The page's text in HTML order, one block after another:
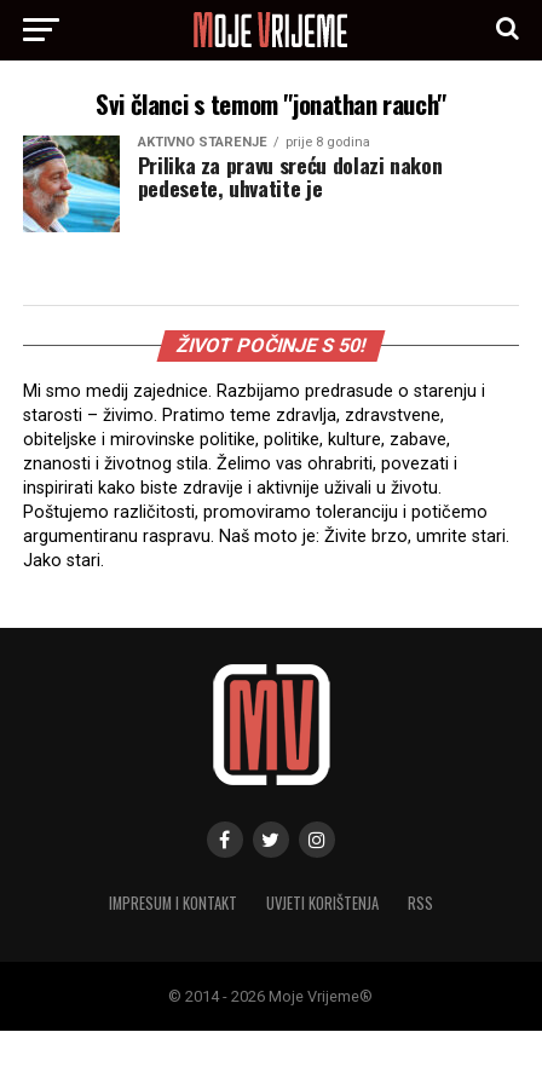
Svi članci s temom "jonathan rauch"
AKTIVNO STARENJE prije 8 godina
Prilika za pravu sreću dolazi nakon
pedesete, uhvatite je
ŽIVOT POČINJE S 50!
Mi smo medij zajednice. Razbijamo predrasude o starenju i
starosti – živimo. Pratimo teme zdravlja, zdravstvene,
obiteljske i mirovinske politike, politike, kulture, zabave,
znanosti i životnog stila. Želimo vas ohrabriti, povezati i
inspirirati kako biste zdravije i aktivnije uživali u životu.
Poštujemo različitosti, promoviramo toleranciju i potičemo
argumentiranu raspravu. Naš moto je: Živite brzo, umrite stari.
Jako stari.
IMPRESUM I KONTAKT UVJETI KORIŠTENJA RSS
© 2014 - 2026 Moje Vrijeme®